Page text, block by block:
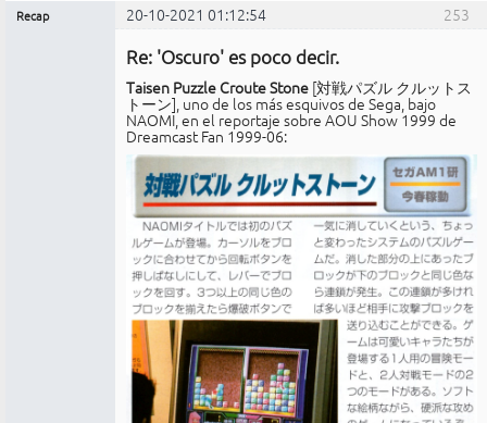
253
Recap 20-10-2021 01:12:54
Re: 'Oscuro' es poco decir.
Taisen Puzzle Croute Stone [対戦パズル クルットス
トーン], uno de los más esquivos de Sega, bajo
NAOMI, en el reportaje sobre AOU Show 1999 de
Dreamcast Fan 1999-06: